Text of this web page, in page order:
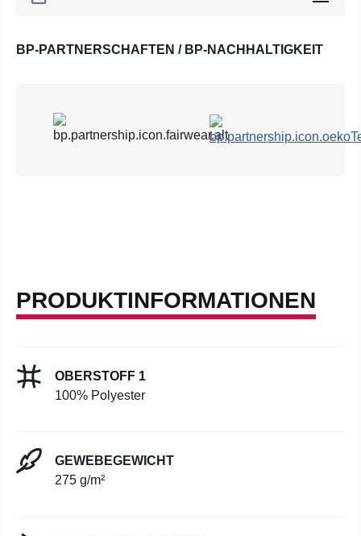
BP-PARTNERSCHAFTEN / BP-NACHHALTIGKEIT
PRODUKTINFORMATIONEN
OBERSTOFF 1
100% Polyester
GEWEBEGEWICHT
275 g/m²